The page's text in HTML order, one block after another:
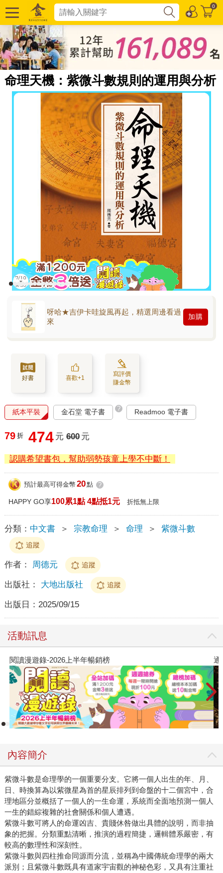
0
命理天機：紫微斗數規則的運用與分析
呀哈★吉伊卡哇旋風再起，精選周邊看過
來
加購
好書 喜歡+1
寫評價
賺金幣
紙本平裝 金石堂 電子書 ? Readmoo 電子書
79 折 474 元 600 元
認購希望書包，幫助弱勢孩童上學不中斷！
預計最高可得金幣 20點 ?
HAPPY GO享100累1點 4點抵1元 折抵無上限
分類： 中文書 ＞ 宗教命理 ＞ 命理 ＞ 紫微斗數
追蹤
作者： 周德元 追蹤
出版社： 大地出版社 追蹤
出版日： 2025/09/15
活動訊息
半年暢銷榜
內容簡介
紫微斗數是命理學的一個重要分支。它將一個人出生的年、月、
日、時換算為以紫微星為首的星辰排列到命盤的十二個宮中，合
理地區分並概括了一個人的一生命運，系統而全面地預測一個人
一生的錯綜複雜的社會關係和個人遭遇。
紫微斗數可將人的命運凶吉、貴賤休咎做出具體的說明，而非抽
象的把握。分類重點清晰，推演的過程簡捷，邏輯體系嚴密，有
較高的數理性和深刻性。
紫微斗數與四柱推命同源而分流，並稱為中國傳統命理學的兩大
派別；且紫微斗數既具有道家宇宙觀的神秘色彩，又具有注重社